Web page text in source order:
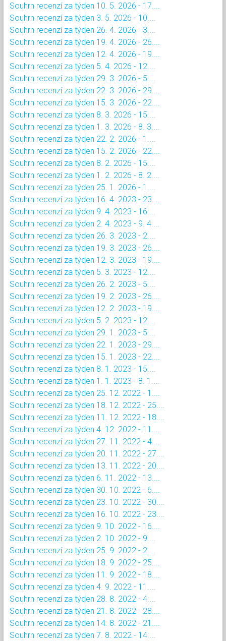
Souhrn recenzí za týden 10. 5. 2026 - 17....
Souhrn recenzí za týden 3. 5. 2026 - 10....
Souhrn recenzí za týden 26. 4. 2026 - 3....
Souhrn recenzí za týden 19. 4. 2026 - 26....
Souhrn recenzí za týden 12. 4. 2026 - 19....
Souhrn recenzí za týden 5. 4. 2026 - 12....
Souhrn recenzí za týden 29. 3. 2026 - 5....
Souhrn recenzí za týden 22. 3. 2026 - 29....
Souhrn recenzí za týden 15. 3. 2026 - 22....
Souhrn recenzí za týden 8. 3. 2026 - 15....
Souhrn recenzí za týden 1. 3. 2026 - 8. 3....
Souhrn recenzí za týden 22. 2. 2026 - 1....
Souhrn recenzí za týden 15. 2. 2026 - 22....
Souhrn recenzí za týden 8. 2. 2026 - 15....
Souhrn recenzí za týden 1. 2. 2026 - 8. 2....
Souhrn recenzí za týden 25. 1. 2026 - 1....
Souhrn recenzí za týden 16. 4. 2023 - 23....
Souhrn recenzí za týden 9. 4. 2023 - 16....
Souhrn recenzí za týden 2. 4. 2023 - 9. 4....
Souhrn recenzí za týden 26. 3. 2023 - 2....
Souhrn recenzí za týden 19. 3. 2023 - 26....
Souhrn recenzí za týden 12. 3. 2023 - 19....
Souhrn recenzí za týden 5. 3. 2023 - 12....
Souhrn recenzí za týden 26. 2. 2023 - 5....
Souhrn recenzí za týden 19. 2. 2023 - 26....
Souhrn recenzí za týden 12. 2. 2023 - 19....
Souhrn recenzí za týden 5. 2. 2023 - 12....
Souhrn recenzí za týden 29. 1. 2023 - 5....
Souhrn recenzí za týden 22. 1. 2023 - 29....
Souhrn recenzí za týden 15. 1. 2023 - 22....
Souhrn recenzí za týden 8. 1. 2023 - 15....
Souhrn recenzí za týden 1. 1. 2023 - 8. 1....
Souhrn recenzí za týden 25. 12. 2022 - 1....
Souhrn recenzí za týden 18. 12. 2022 - 25....
Souhrn recenzí za týden 11. 12. 2022 - 18....
Souhrn recenzí za týden 4. 12. 2022 - 11....
Souhrn recenzí za týden 27. 11. 2022 - 4....
Souhrn recenzí za týden 20. 11. 2022 - 27....
Souhrn recenzí za týden 13. 11. 2022 - 20....
Souhrn recenzí za týden 6. 11. 2022 - 13....
Souhrn recenzí za týden 30. 10. 2022 - 6....
Souhrn recenzí za týden 23. 10. 2022 - 30....
Souhrn recenzí za týden 16. 10. 2022 - 23....
Souhrn recenzí za týden 9. 10. 2022 - 16....
Souhrn recenzí za týden 2. 10. 2022 - 9....
Souhrn recenzí za týden 25. 9. 2022 - 2....
Souhrn recenzí za týden 18. 9. 2022 - 25....
Souhrn recenzí za týden 11. 9. 2022 - 18....
Souhrn recenzí za týden 4. 9. 2022 - 11....
Souhrn recenzí za týden 28. 8. 2022 - 4....
Souhrn recenzí za týden 21. 8. 2022 - 28....
Souhrn recenzí za týden 14. 8. 2022 - 21....
Souhrn recenzí za týden 7. 8. 2022 - 14....